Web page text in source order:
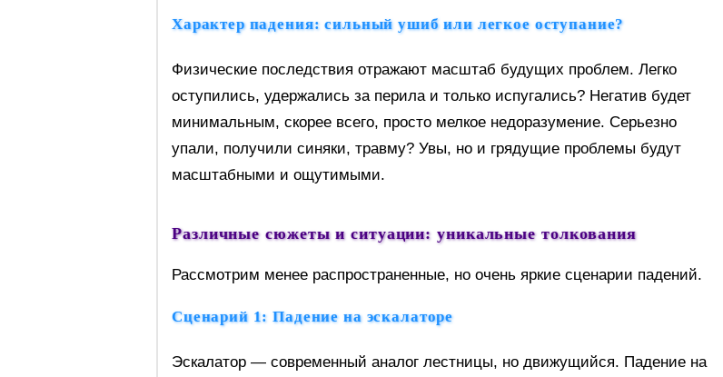
Характер падения: сильный ушиб или легкое оступание?
Физические последствия отражают масштаб будущих проблем. Легко
оступились, удержались за перила и только испугались? Негатив будет
минимальным, скорее всего, просто мелкое недоразумение. Серьезно
упали, получили синяки, травму? Увы, но и грядущие проблемы будут
масштабными и ощутимыми.
Различные сюжеты и ситуации: уникальные толкования
Рассмотрим менее распространенные, но очень яркие сценарии падений.
Сценарий 1: Падение на эскалаторе
Эскалатор — современный аналог лестницы, но движущийся. Падение на